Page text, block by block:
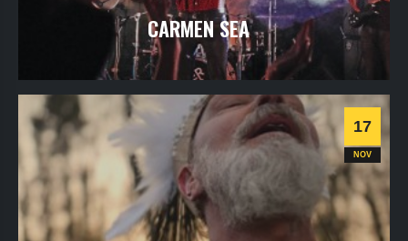
CARMEN SEA
jeudi 18 nov2021- 20h30- SALLE 1
Informations
Rock / Blues
17
NOV